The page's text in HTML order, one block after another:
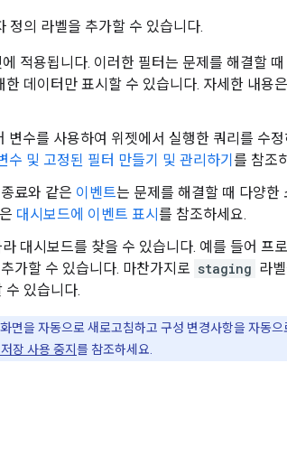
정의 라벨을 추가할 수 있습니다.
적용됩니다. 이러한 필터는 문제를 해결할
데이터만 표시할 수 있습니다. 자세한 내용은
수를 사용하여 위젯에서 실행한 쿼리를 수
수 및 고정된 필터 만들기 및 관리하기 를 참조
료와 같은 이벤트는 문제를 해결할 때 다양한
대시보드에 이벤트 표시 를 참조하세요.
대시보드를 찾을 수 있습니다. 예를 들어 프
가할 수 있습니다. 마찬가지로 staging 라
수 있습니다.
면을 자동으로 새로고침하고 구성 변경사항을 자동
장 사용 중지 를 참조하세요.